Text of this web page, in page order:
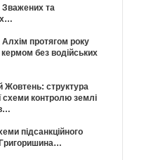
та
Алхім протягом року
кермом без водійських
Жовтень: структура
схеми контролю землі
підсанкційного
Григоришина…